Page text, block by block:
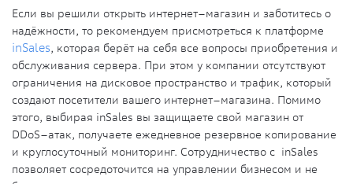
Если вы решили открыть интернет–магазин и заботитесь о
надёжности, то рекомендуем присмотреться к платформе
inSales, которая берёт на себя все вопросы приобретения и
обслуживания сервера. При этом у компании отсутствуют
ограничения на дисковое пространство и трафик, который
создают посетители вашего интернет–магазина. Помимо
этого, выбирая inSales вы защищаете свой магазин от
DDoS–атак, получаете ежедневное резервное копирование
и круглосуточный мониторинг. Сотрудничество с inSales
позволяет сосредоточится на управлении бизнесом и не